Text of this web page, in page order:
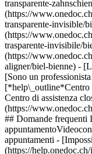
transparente-
(https://
transparente-invisible/
(https://
trasparente-invisibile/
(https://
aligner/biel-bienne) -
[Sono un
[*help\_outline*Centro
Centro di assistenza
(https://
## Domande frequenti
appuntamenti -
(https://